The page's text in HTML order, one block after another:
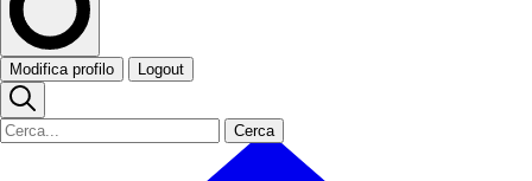
Modifica profilo Logout
Cerca